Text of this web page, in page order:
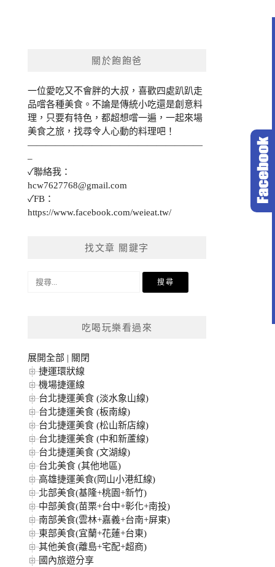
關於飽飽爸
一位愛吃又不會胖的大叔，喜歡四處趴趴走
品嚐各種美食。不論是傳統小吃還是創意料
理，只要有特色，都超想嚐一遍，一起來場
美食之旅，找尋令人心動的料理吧！
———————————————————
–
✓聯絡我：
hcw7627768@gmail.com
✓FB：
https://www.facebook.com/weieat.tw/
找文章 關鍵字
搜
吃喝玩樂看過來
展開全部 | 關閉
捷運環狀線
機場捷運線
台北捷運美食 (淡水象山線)
台北捷運美食 (板南線)
台北捷運美食 (松山新店線)
台北捷運美食 (中和新蘆線)
台北捷運美食 (文湖線)
台北美食 (其他地區)
高雄捷運美食(岡山小港紅線)
北部美食(基隆+桃園+新竹)
中部美食(苗栗+台中+彰化+南投)
南部美食(雲林+嘉義+台南+屏東)
東部美食(宜蘭+花蓮+台東)
其他美食(離島+宅配+超商)
國內旅遊分享